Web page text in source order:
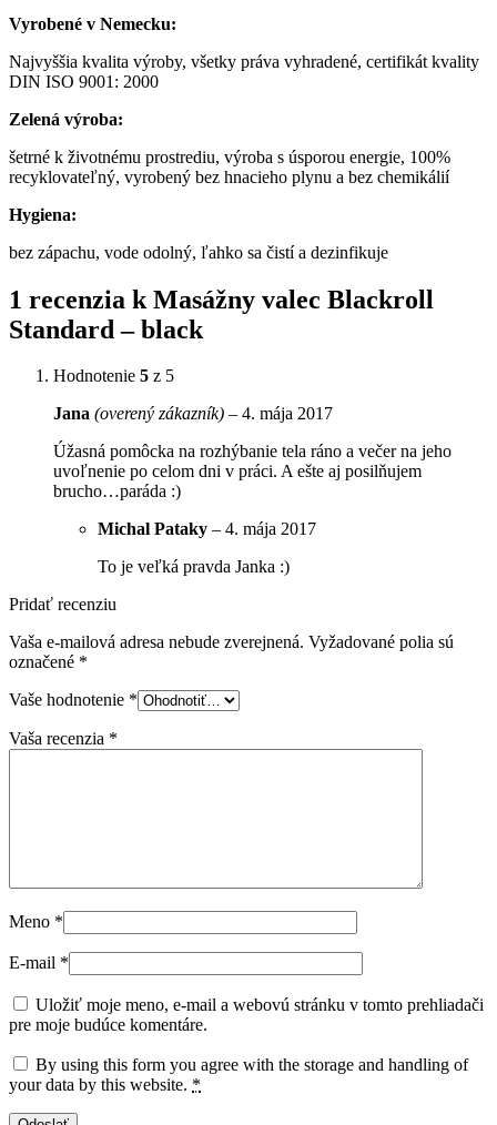
Vyrobené v Nemecku:
Najvyššia kvalita výroby, všetky práva vyhradené, certifikát kvality
DIN ISO 9001: 2000
Zelená výroba:
šetrné k životnému prostrediu, výroba s úsporou energie, 100%
recyklovateľný, vyrobený bez hnacieho plynu a bez chemikálií
Hygiena:
bez zápachu, vode odolný, ľahko sa čistí a dezinfikuje
1 recenzia k Masážny valec Blackroll
Standard – black
Hodnotenie 5 z 5
Jana (overený zákazník) – 4. mája 2017
Úžasná pomôcka na rozhýbanie tela ráno a večer na jeho
uvoľnenie po celom dni v práci. A ešte aj posilňujem
brucho…paráda :)
Michal Pataky – 4. mája 2017
To je veľká pravda Janka :)
Pridať recenziu
Vaša e-mailová adresa nebude zverejnená. Vyžadované polia sú
označené *
Vaše hodnotenie *
Vaša recenzia *
Meno *
E-mail *
Uložiť moje meno, e-mail a webovú stránku v tomto prehliadači
pre moje budúce komentáre.
By using this form you agree with the storage and handling of
your data by this website. *